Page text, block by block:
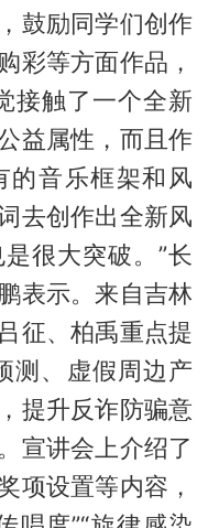
鼓励同学们创作
彩等方面作品，
接触了一个全新
益属性，而且作
的音乐框架和风
去创作出全新风
很大突破。”长
表示。来自吉林
征、柏禹重点提
测、虚假周边产
提升反诈防骗意
宣讲会上介绍了
项设置等内容，